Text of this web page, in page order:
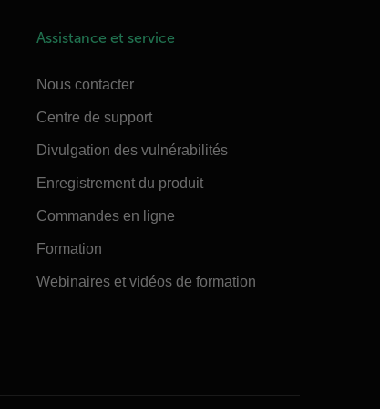
Assistance et service
Nous contacter
Centre de support
Divulgation des vulnérabilités
Enregistrement du produit
Commandes en ligne
Formation
Webinaires et vidéos de formation